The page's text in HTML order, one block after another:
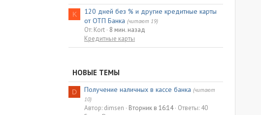
K
120 дней без % и другие кредитные карты
от ОТП Банка (читают 19)
От: Kort 8 мин. назад
Кредитные карты
НОВЫЕ ТЕМЫ
D Получение наличных в кассе банка (читают
10)
Автор: dimsen Вторник в 16:14 Ответы: 40